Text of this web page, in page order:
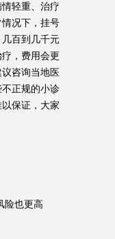
轻重、治疗
况下，挂号
百到几千元
，费用会更
咨询当地医
正规的小诊
保证，大家
险也更高